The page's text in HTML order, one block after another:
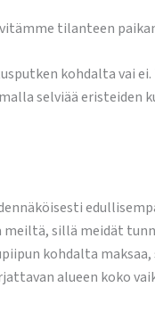
tilanteen
kohdalta vai
selviää eristeiden
sillä meidät
kohdalta
alueen koko